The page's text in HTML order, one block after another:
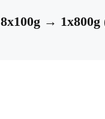
8x100g → 1x800g